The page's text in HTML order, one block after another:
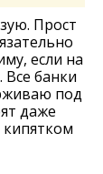
Прост
если на
банки
под
даже
кипятком